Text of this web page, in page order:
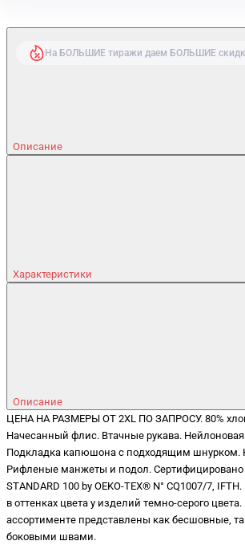
На БОЛЬШИЕ тиражи даем БОЛЬШИЕ
Описание
Характеристики
Описание
ЦЕНА НА РАЗМЕРЫ ОТ 2XL ПО ЗАПРОСУ. 80%
Начесанный флис. Втачные рукава.
Подкладка капюшона с подходящим шнурком.
Рифленые манжеты и подол. Сертифицировано
STANDARD 100 by OEKO-TEX® N° CQ1007/7,
в оттенках цвета у изделий темно-серого
ассортименте представлены как бесшовные,
боковыми швами.